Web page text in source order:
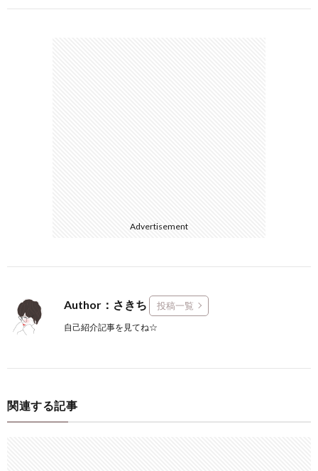
Advertisement
Author：さきち 投稿一覧
自己紹介記事を見てね☆
関連する記事